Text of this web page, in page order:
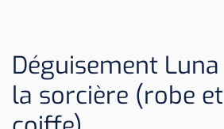
Déguisement Luna
la sorcière (robe et